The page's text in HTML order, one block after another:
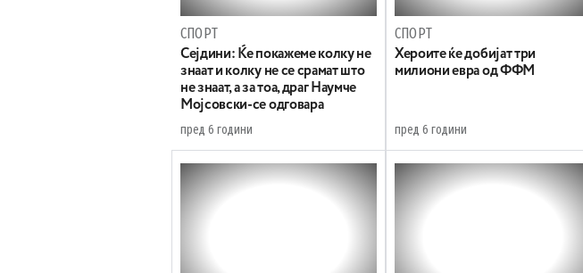
СПОРТ
Сејдини: Ќе покажеме колку не
знаат и колку не се срамат што
не знаат, а за тоа, драг Наумче
Мојсовски-се одговара
пред 6 години
СПОРТ
Хероите ќе добијат три
милиони евра од ФФМ
пред 6 години